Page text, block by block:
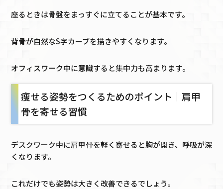
座るときは骨盤をまっすぐに立てることが基本です。
背骨が自然なS字カーブを描きやすくなります。
オフィスワーク中に意識すると集中力も高まります。
痩せる姿勢をつくるためのポイント｜肩甲
骨を寄せる習慣
デスクワーク中に肩甲骨を軽く寄せると胸が開き、呼吸が深
くなります。
これだけでも姿勢は大きく改善できるでしょう。